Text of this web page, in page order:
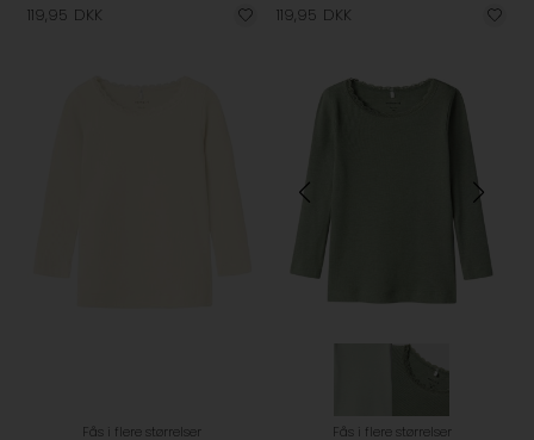
119,95 DKK 119,95 DKK
Fås i flere størrelser Fås i flere størrelser